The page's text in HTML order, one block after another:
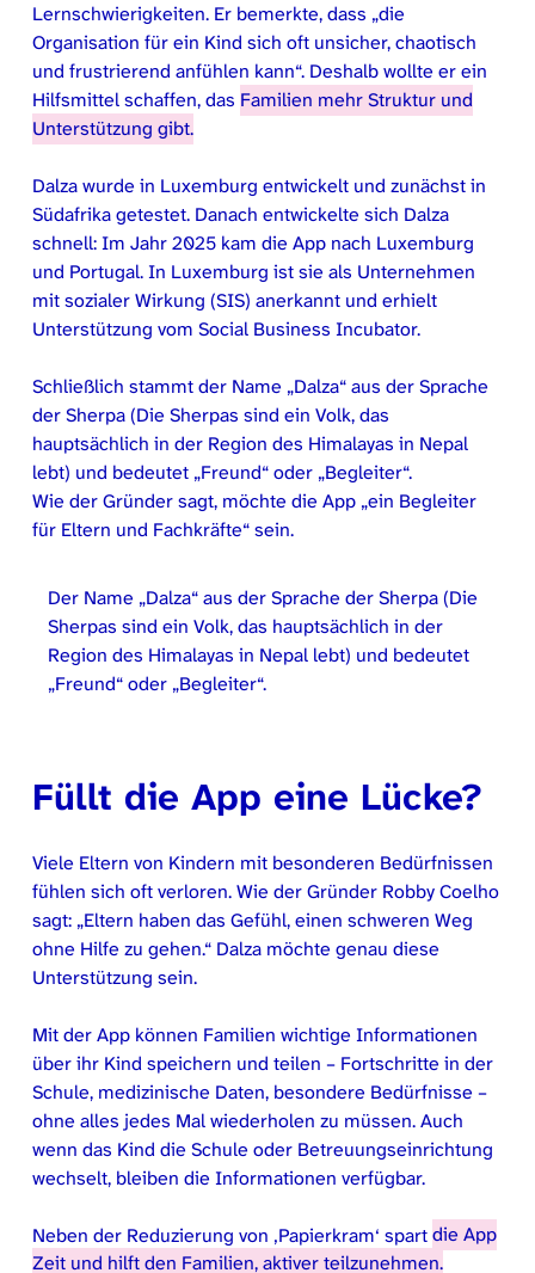
Lernschwierigkeiten. Er bemerkte, dass „die
Organisation für ein Kind sich oft unsicher, chaotisch
und frustrierend anfühlen kann“. Deshalb wollte er ein
Hilfsmittel schaffen, das Familien mehr Struktur und
Unterstützung gibt.
Dalza wurde in Luxemburg entwickelt und zunächst in
Südafrika getestet. Danach entwickelte sich Dalza
schnell: Im Jahr 2025 kam die App nach Luxemburg
und Portugal. In Luxemburg ist sie als Unternehmen
mit sozialer Wirkung (SIS) anerkannt und erhielt
Unterstützung vom Social Business Incubator.
Schließlich stammt der Name „Dalza“ aus der Sprache
der Sherpa (Die Sherpas sind ein Volk, das
hauptsächlich in der Region des Himalayas in Nepal
lebt) und bedeutet „Freund“ oder „Begleiter“.
Wie der Gründer sagt, möchte die App „ein Begleiter
für Eltern und Fachkräfte“ sein.
Der Name „Dalza“ aus der Sprache der Sherpa (Die
Sherpas sind ein Volk, das hauptsächlich in der
Region des Himalayas in Nepal lebt) und bedeutet
„Freund“ oder „Begleiter“.
Füllt die App eine Lücke?
Viele Eltern von Kindern mit besonderen Bedürfnissen
fühlen sich oft verloren. Wie der Gründer Robby Coelho
sagt: „Eltern haben das Gefühl, einen schweren Weg
ohne Hilfe zu gehen.“ Dalza möchte genau diese
Unterstützung sein.
Mit der App können Familien wichtige Informationen
über ihr Kind speichern und teilen – Fortschritte in der
Schule, medizinische Daten, besondere Bedürfnisse –
ohne alles jedes Mal wiederholen zu müssen. Auch
wenn das Kind die Schule oder Betreuungseinrichtung
wechselt, bleiben die Informationen verfügbar.
Neben der Reduzierung von ‚Papierkram‘ spartdie App
Zeit und hilft den Familien, aktiver teilzunehmen.